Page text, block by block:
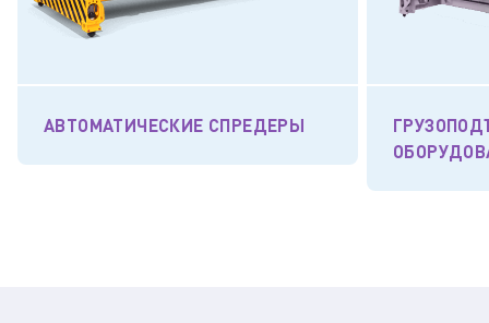
АВТОМАТИЧЕСКИЕ СПРЕДЕРЫ